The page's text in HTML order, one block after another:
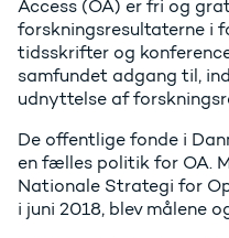
Access (OA) er fri og
forskningsresultaterne i
tidsskrifter og
samfundet adgang til,
udnyttelse af
De offentlige fonde i
en fælles politik for OA.
Nationale Strategi for
i juni 2018, blev målene